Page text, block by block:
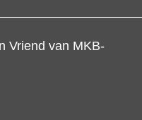
Vriend van MKB-